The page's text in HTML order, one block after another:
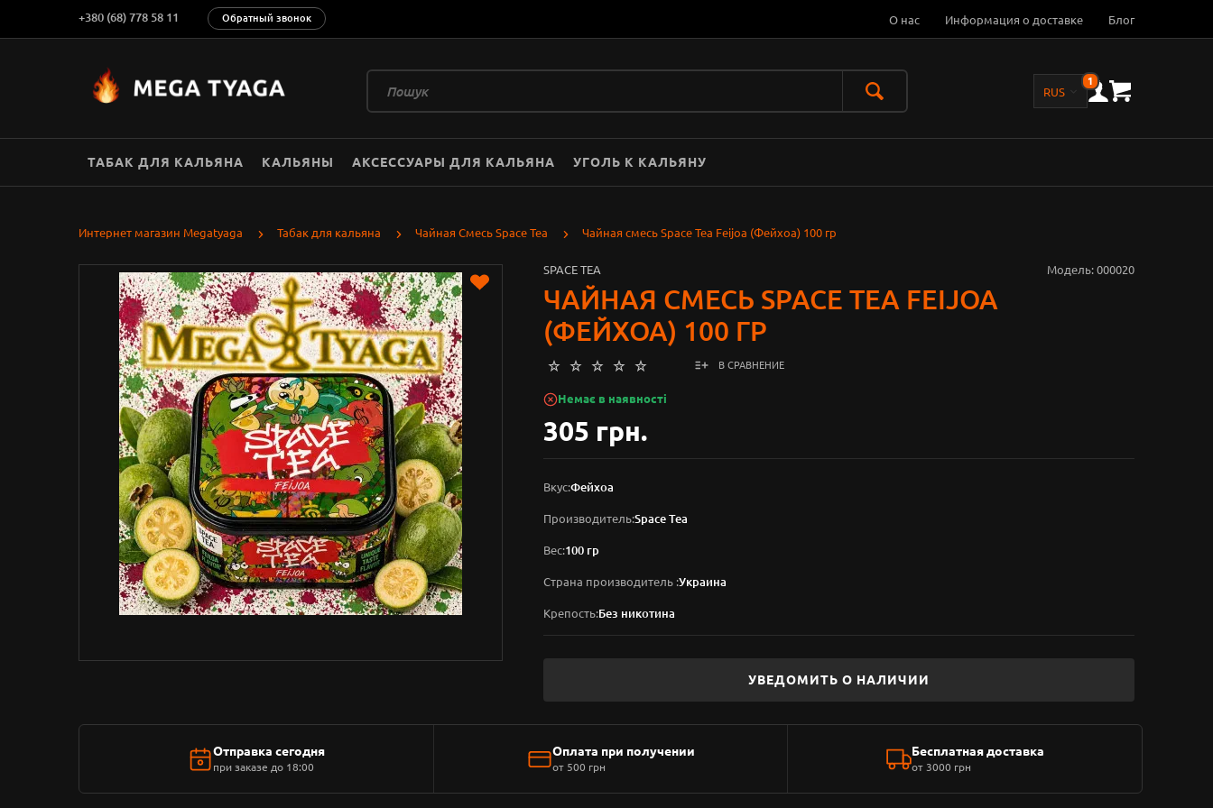
+380 (68) 778 58 11 Обратный звонок О нас Информация о доставке Блог
1
ТАБАК ДЛЯ КАЛЬЯНА КАЛЬЯНЫ АКСЕССУАРЫ ДЛЯ КАЛЬЯНА УГОЛЬ К КАЛЬЯНУ
Интернет магазин Megatyaga Табак для кальяна Чайная Смесь Space Tea Чайная смесь Space Tea Feijoa (Фейхоа) 100 гр
Модель: 000020
SPACE TEA
ЧАЙНАЯ СМЕСЬ SPACE TEA FEIJOA
(ФЕЙХОА) 100 ГР
В СРАВНЕНИЕ
Немає в наявності
305 грн.
Вкус:Фейхоа
Производитель:Space Tea
Вес:100 гр
Страна производитель :Украина
Крепость:Без никотина
УВЕДОМИТЬ О НАЛИЧИИ
Отправка сегодня
при заказе до 18:00
Оплата при получении
от 500 грн
Бесплатная доставка
от 3000 грн